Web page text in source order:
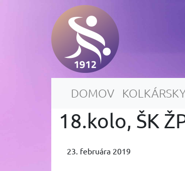
DOMOV
18.kolo, ŠK
23. februára 2019